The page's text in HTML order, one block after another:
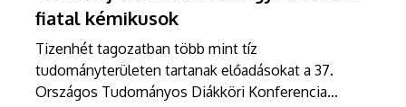
fiatal kémikusok
Tizenhét tagozatban több mint tíz
tudományterületen tartanak előadásokat a 37.
Országos Tudományos Diákköri Konferencia